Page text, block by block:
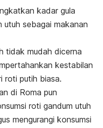
kadar gula
utuh sebagai makanan
tidak mudah dicerna
kestabilan
roti putih biasa.
di Roma pun
roti gandum utuh
mengurangi konsumsi